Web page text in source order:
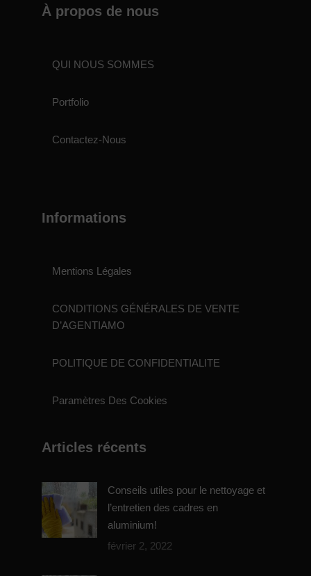
À propos de nous
QUI NOUS SOMMES
Portfolio
Contactez-Nous
Informations
Mentions Légales
CONDITIONS GÉNÉRALES DE VENTE
D’AGENTIAMO
POLITIQUE DE CONFIDENTIALITE
Paramètres Des Cookies
Articles récents
Conseils utiles pour le nettoyage et
l’entretien des cadres en
aluminium!
février 2, 2022